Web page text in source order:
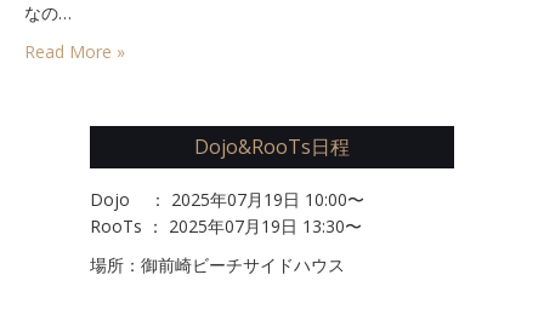
なの…
Read More »
Dojo&RooTs日程
Dojo ： 2025年07月19日 10:00〜
RooTs ： 2025年07月19日 13:30〜
場所：御前崎ビーチサイドハウス